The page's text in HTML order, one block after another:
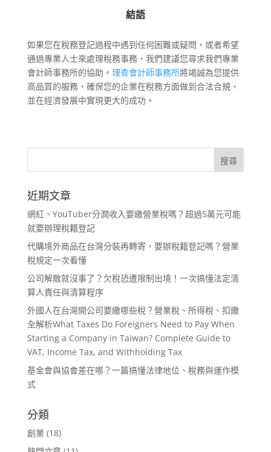
結語
如果您在稅務登記過程中遇到任何困難或疑問，或者希望
通過專業人士來處理稅務事務，我們建議您尋求我們專業
會計師事務所的協助。 理查會計師事務所將竭誠為您提供
高品質的服務，確保您的企業在稅務方面做到合法合規，
並在經濟發展中實現更大的成功。
近期文章
網紅、YouTuber分潤收入要繳營業稅嗎？超過5萬元可能
就要辦理稅籍登記
代購境外商品在台灣分裝再轉寄，要辦稅籍登記嗎？營業
稅規定一次看懂
公司解散就沒事了？欠稅恐遭限制出境！一次搞懂法定清
算人責任與清算程序
外國人在台灣開公司要繳哪些稅？營業稅、所得稅、扣繳
全解析What Taxes Do Foreigners Need to Pay When
Starting a Company in Taiwan? Complete Guide to
VAT, Income Tax, and Withholding Tax
基金會與協會差在哪？一篇搞懂法律地位、稅務與運作模
式
分類
創業 (18)